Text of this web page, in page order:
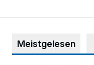
Meistgelesen